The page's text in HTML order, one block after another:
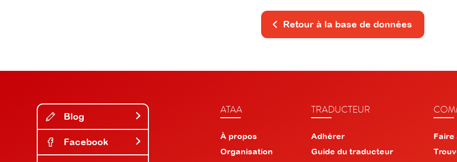
Retour à la base de données
Blog
Facebook
ATAA
À propos
Organisation
TRADUCTEUR
Adhérer
Guide du traducteur